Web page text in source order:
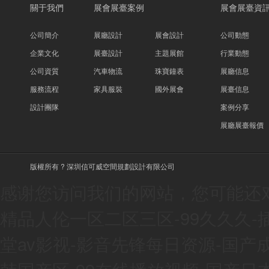
關于我們
公司簡介
企業文化
公司資質
服務流程
設計團隊
展會展臺案例
展廳設計
展會設計
展臺設計
主題展館
汽車物流
珠寶鐘表
家具服裝
國外展會
展會展臺資
公司動態
行業動態
展廳信息
展臺信息
案例分享
展廳展臺報價
版權所有 ? 深圳信可威空間規劃設計有限公司